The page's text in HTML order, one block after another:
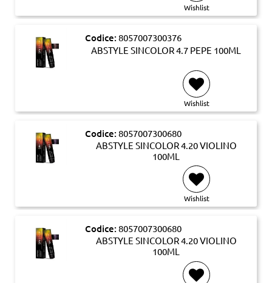
Wishlist
Codice: 8057007300376
ABSTYLE SINCOLOR 4.7 PEPE 100ML
Wishlist
Codice: 8057007300680
ABSTYLE SINCOLOR 4.20 VIOLINO
100ML
Wishlist
Codice: 8057007300680
ABSTYLE SINCOLOR 4.20 VIOLINO
100ML